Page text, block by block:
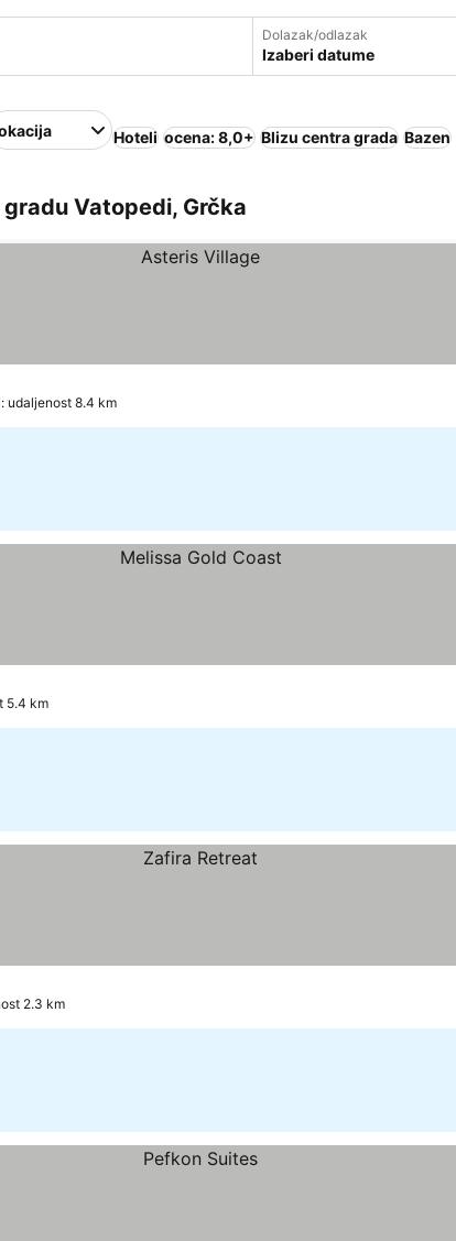
Dolazak/odlazak
Izaberi datume
Hoteli ocena: 8,0+ Blizu centra grada Bazen
Vatopedi, Grčka
udaljenost 8.4 km
5.4 km
2.3 km